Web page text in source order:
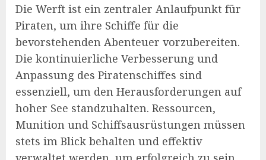
Die Werft ist ein zentraler Anlaufpunkt für
Piraten, um ihre Schiffe für die
bevorstehenden Abenteuer vorzubereiten.
Die kontinuierliche Verbesserung und
Anpassung des Piratenschiffes sind
essenziell, um den Herausforderungen auf
hoher See standzuhalten. Ressourcen,
Munition und Schiffsausrüstungen müssen
stets im Blick behalten und effektiv